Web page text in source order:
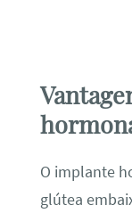
O implante
glútea